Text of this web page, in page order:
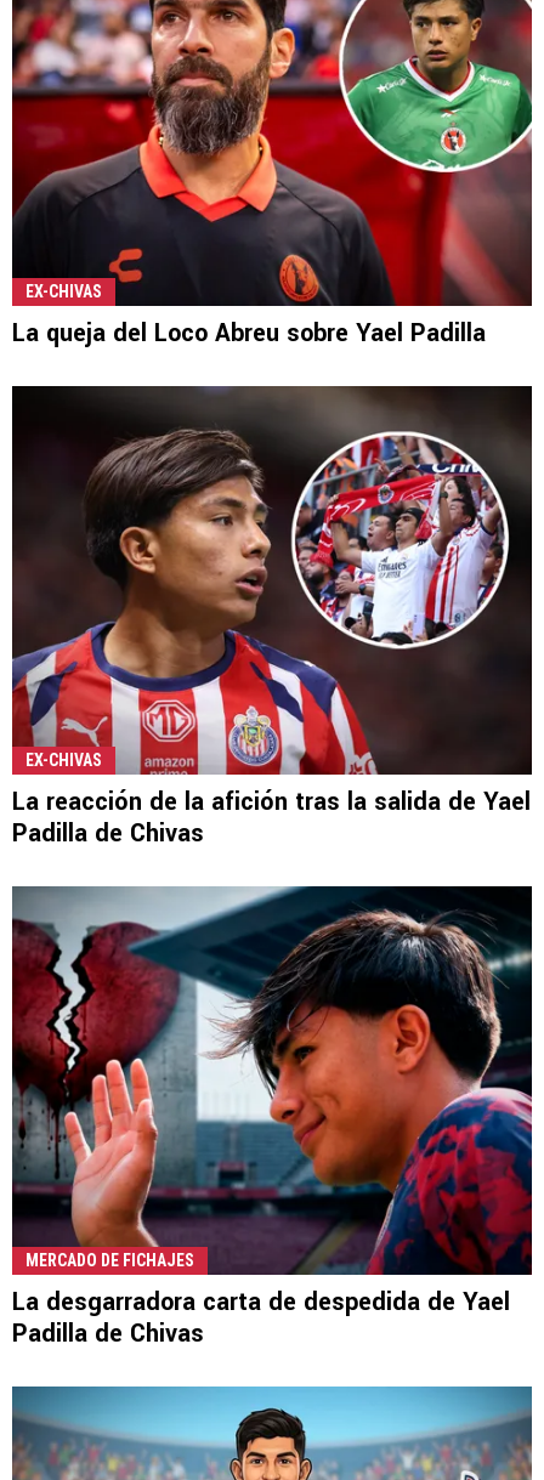
EX-CHIVAS
La queja del Loco Abreu sobre Yael Padilla
EX-CHIVAS
La reacción de la afición tras la salida de Yael
Padilla de Chivas
MERCADO DE FICHAJES
La desgarradora carta de despedida de Yael
Padilla de Chivas